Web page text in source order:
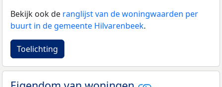
Bekijk ook de ranglijst van de woningwaarden per
buurt in de gemeente Hilvarenbeek.
Toelichting